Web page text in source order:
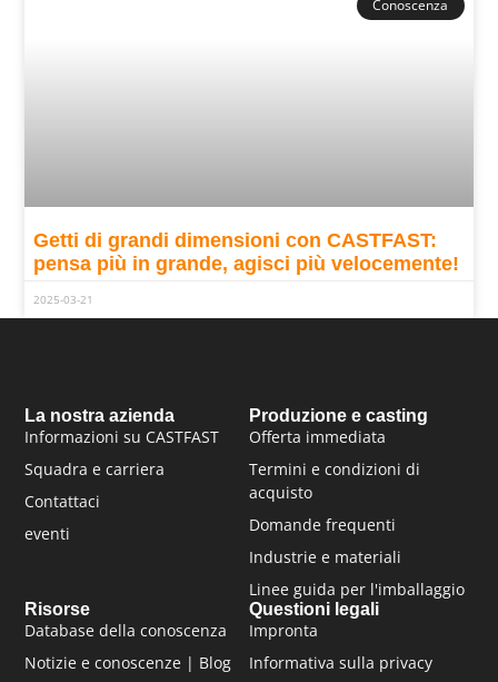
Conoscenza
Getti di grandi dimensioni con CASTFAST:
pensa più in grande, agisci più velocemente!
2025-03-21
Produzione e casting
Offerta immediata
Termini e condizioni di
acquisto
Domande frequenti
Industrie e materiali
Linee guida per l'imballaggio
La nostra azienda
Informazioni su CASTFAST
Squadra e carriera
Contattaci
eventi
Risorse
Database della conoscenza
Notizie e conoscenze | Blog
Questioni legali
Impronta
Informativa sulla privacy